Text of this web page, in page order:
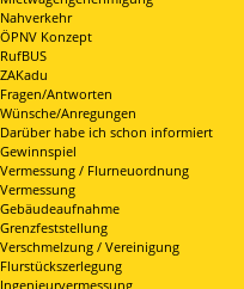
Nahverkehr
ÖPNV Konzept
RufBUS
ZAKadu
Fragen/Antworten
Wünsche/Anregungen
Darüber habe ich schon informiert
Gewinnspiel
Vermessung / Flurneuordnung
Vermessung
Gebäudeaufnahme
Grenzfeststellung
Verschmelzung / Vereinigung
Flurstückszerlegung
Ingenieurvermessung